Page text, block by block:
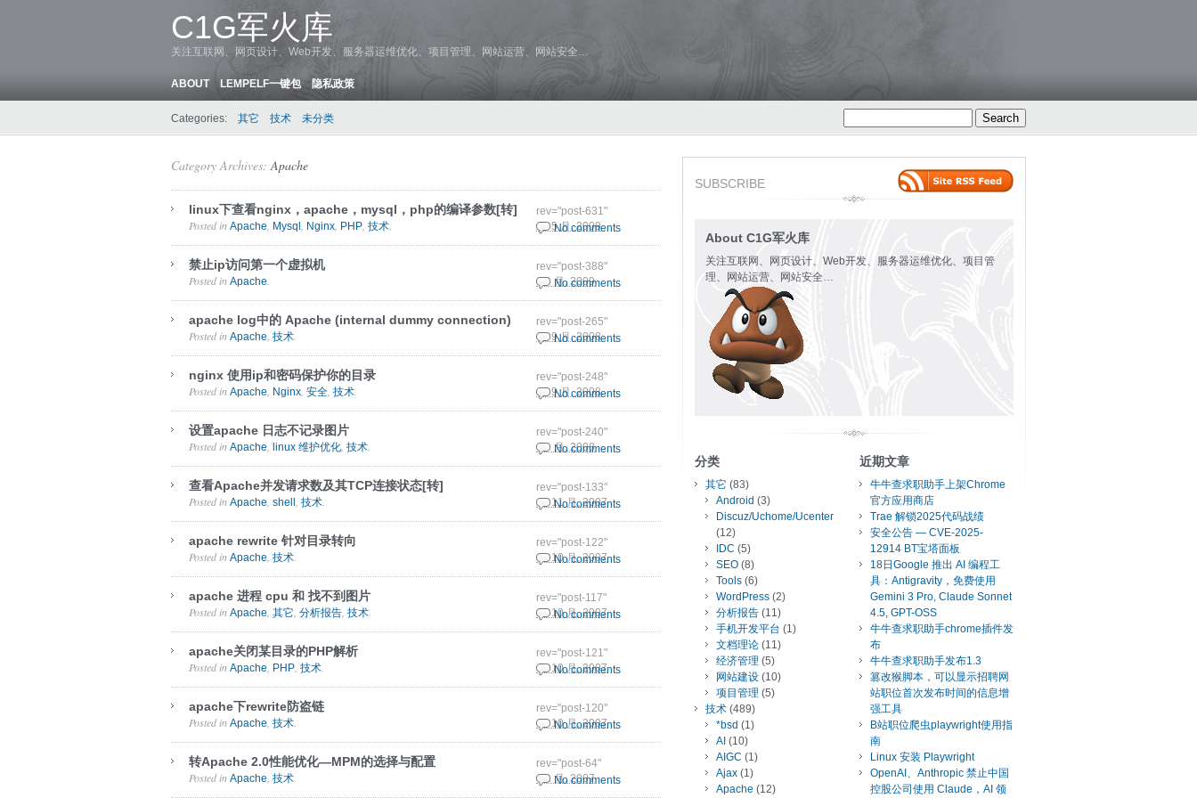
C1G军火库
关注互联网、网页设计、Web开发、服务器运维优化、项目管理、网站运营、网站安全…
ABOUT LEMPELF一键包 隐私政策
Categories: 其它 技术 未分类
Category Archives:Apache
linux下查看nginx，apache，mysql，php的编译参数[转]
21 5 月, 2009
Posted in Apache Mysql Nginx PHP 技术
rev="post-631"
No comments
禁止ip访问第一个虚拟机
5 3 月, 2009
Posted in Apache
rev="post-388"
No comments
apache log中的 Apache (internal dummy connection)
18 9 月, 2008
Posted in Apache 技术
rev="post-265"
No comments
nginx 使用ip和密码保护你的目录
16 9 月, 2008
Posted in Apache Nginx 安全 技术
rev="post-248"
No comments
设置apache 日志不记录图片
8 9 月, 2008
Posted in Apache linux 维护优化 技术
rev="post-240"
No comments
查看Apache并发请求数及其TCP连接状态[转]
29 11 月, 2007
Posted in Apache shell 技术
rev="post-133"
No comments
apache rewrite 针对目录转向
26 10 月, 2007
Posted in Apache 技术
rev="post-122"
No comments
apache 进程 cpu 和 找不到图片
26 10 月, 2007
Posted in Apache 其它 分析报告 技术
rev="post-117"
No comments
apache关闭某目录的PHP解析
23 10 月, 2007
Posted in Apache PHP 技术
rev="post-121"
No comments
apache下rewrite防盗链
19 10 月, 2007
Posted in Apache 技术
rev="post-120"
No comments
转Apache 2.0性能优化—MPM的选择与配置
9 1 月, 2007
Posted in Apache 技术
rev="post-64"
No comments
SUBSCRIBE
About C1G军火库
关注互联网、网页设计、Web开发、服务器运维优化、项目管
理、网站运营、网站安全…
分类
其它 (83)
Android (3)
Discuz/Uchome/Ucenter
(12)
IDC (5)
SEO (8)
Tools (6)
WordPress (2)
分析报告 (11)
手机开发平台 (1)
文档理论 (11)
经济管理 (5)
网站建设 (10)
项目管理 (5)
技术 (489)
*bsd (1)
AI (10)
AIGC (1)
Ajax (1)
Apache (12)
近期文章
牛牛查求职助手上架Chrome
官方应用商店
Trae 解锁2025代码战绩
安全公告 — CVE-2025-
12914 BT宝塔面板
18日Google 推出 AI 编程工
具：Antigravity，免费使用
Gemini 3 Pro, Claude Sonnet
4.5, GPT-OSS
牛牛查求职助手chrome插件发
布
牛牛查求职助手发布1.3
篡改猴脚本，可以显示招聘网
站职位首次发布时间的信息增
强工具
B站职位爬虫playwright使用指
南
Linux 安装 Playwright
OpenAI、Anthropic 禁止中国
控股公司使用 Claude，AI 领